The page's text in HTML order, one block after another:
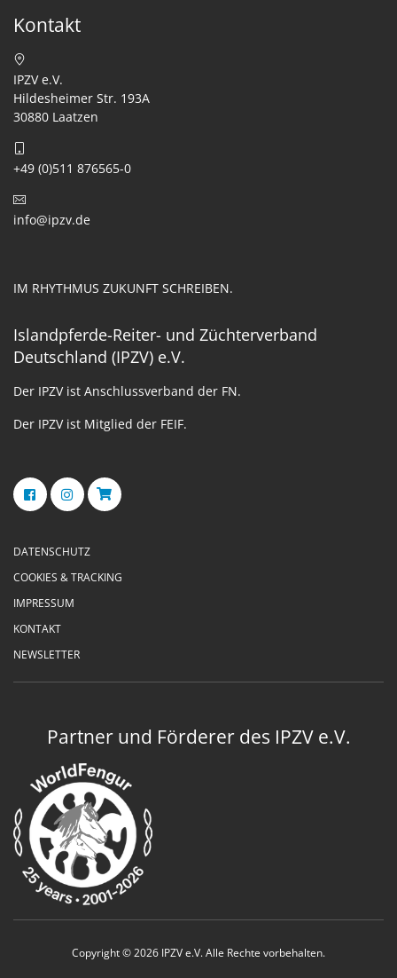
Kontakt
IPZV e.V.
Hildesheimer Str. 193A
30880 Laatzen
+49 (0)511 876565-0
info@ipzv.de
IM RHYTHMUS ZUKUNFT SCHREIBEN.
Islandpferde-Reiter- und Züchterverband
Deutschland (IPZV) e.V.
Der IPZV ist Anschlussverband der FN.
Der IPZV ist Mitglied der FEIF.
DATENSCHUTZ
COOKIES & TRACKING
IMPRESSUM
KONTAKT
NEWSLETTER
Partner und Förderer des IPZV e.V.
Copyright © 2026 IPZV e.V. Alle Rechte vorbehalten.